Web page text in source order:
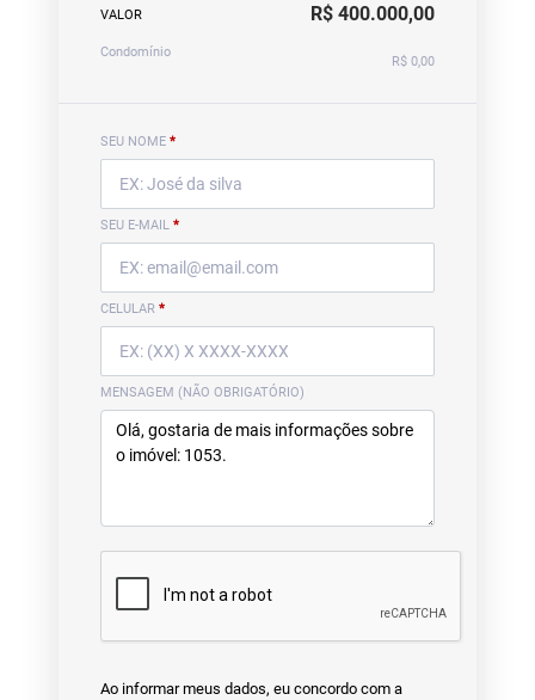
VALOR R$ 400.000,00
Condomínio
R$ 0,00
SEU NOME *
SEU E-MAIL *
CELULAR *
MENSAGEM (NÃO OBRIGATÓRIO)
Ao informar meus dados, eu concordo com a